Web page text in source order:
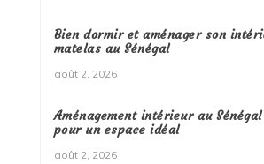
Bien dormir et aménager son
matelas au Sénégal
août 2, 2026
Aménagement intérieur au
pour un espace idéal
août 2, 2026